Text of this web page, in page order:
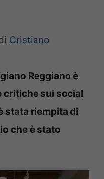
Cristiano
Reggiano è
critiche sui social
stata riempita di
che è stato